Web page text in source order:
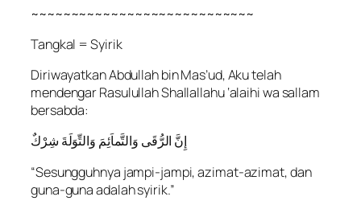
~~~~~~~~~~~~~~~~~~~~~~~~~~~~
Tangkal = Syirik
Diriwayatkan Abdullah bin Mas’ud, Aku telah
mendengar Rasulullah Shallallahu ‘alaihi wa sallam
bersabda:
إِنَّ الرُّقَى وَالتَّماَئِمَ وَالتِّوَلَةَ شِرْكٌ
“Sesungguhnya jampi-jampi, azimat-azimat, dan
guna-guna adalah syirik.”